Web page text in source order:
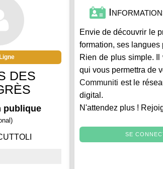
DES
publique
Envie de découvrir le
formation, ses langues
Rien de plus simple.
qui vous permettra de
Communiti est le
digital.
N'attendez plus !
SE